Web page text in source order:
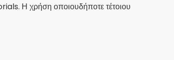
Η χρήση οποιουδήποτε τέτοιου